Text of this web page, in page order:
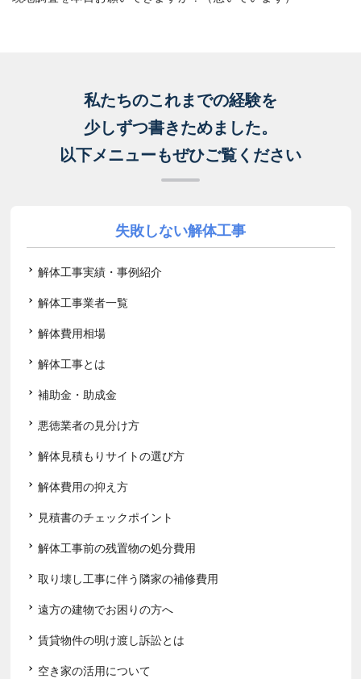
私たちのこれまでの経験を
少しずつ書きためました。
以下メニューもぜひご覧ください
失敗しない解体工事
解体工事実績・事例紹介
解体工事業者一覧
解体費用相場
解体工事とは
補助金・助成金
悪徳業者の見分け方
解体見積もりサイトの選び方
解体費用の抑え方
見積書のチェックポイント
解体工事前の残置物の処分費用
取り壊し工事に伴う隣家の補修費用
遠方の建物でお困りの方へ
賃貸物件の明け渡し訴訟とは
空き家の活用について